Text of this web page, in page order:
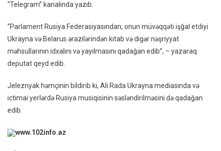
“Telegram” kanalında yazıb.
“Parlament Rusiya Federasiyasından, onun müvəqqəti işğal etdiyi
Ukrayna və Belarus ərazilərindən kitab və digər nəşriyyat
məhsullarının idxalını və yayılmasını qadağan edib”, – yazaraq
deputat qeyd edib.
Jeleznyak həmçinin bildirib ki, Ali Rada Ukrayna mediasında və
ictimai yerlərdə Rusiya musiqisinin səsləndirilməsini də qadağan
edib.
www.102info.az